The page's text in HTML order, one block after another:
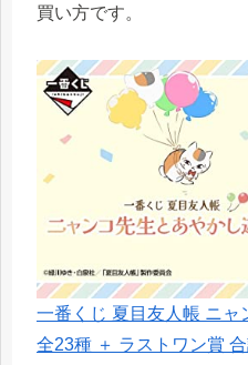
買い方です。
一番くじ 夏目友人帳 ニ
全23種 ＋ ラストワン賞